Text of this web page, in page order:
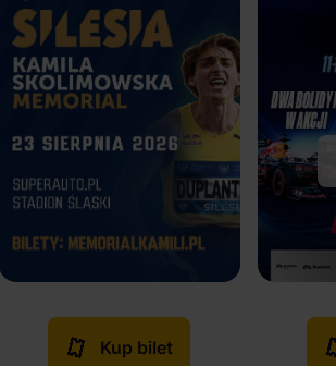
Kup bilet